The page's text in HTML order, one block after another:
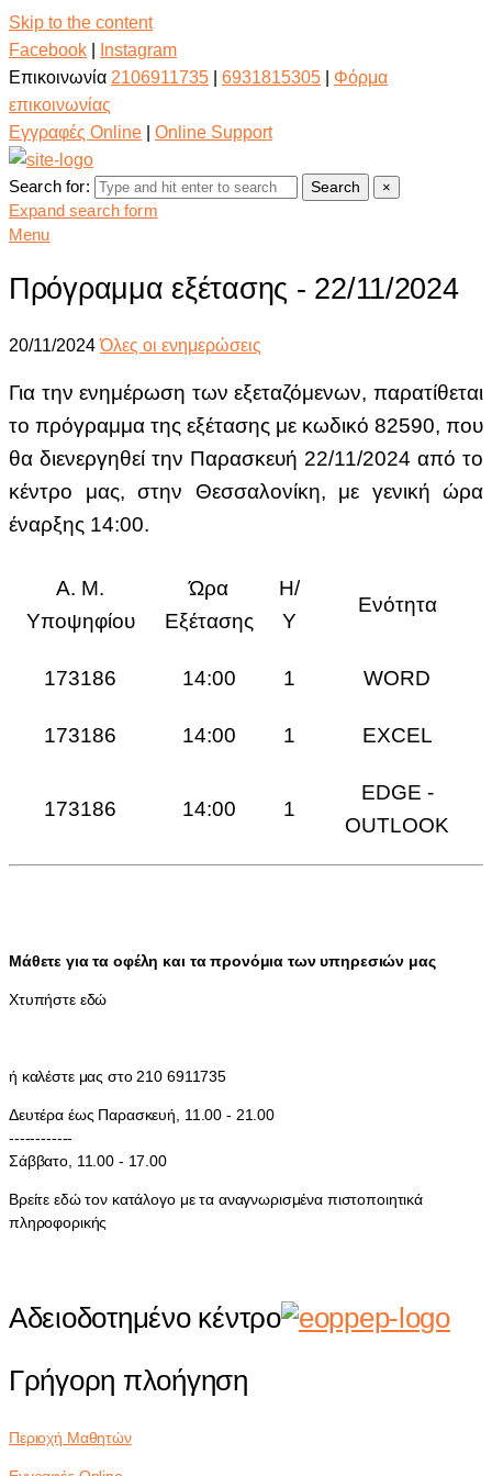
Skip to the content
Facebook
Instagram
Επικοινωνία 2106911735 6931815305
Φόρμα
επικοινωνίας
Εγγραφές Online
Online Support
Search for: Search ×
Expand search form
Menu
Πρόγραμμα εξέτασης - 22/11/2024
20/11/2024 Όλες οι ενημερώσεις
Για την ενημέρωση των εξεταζόμενων, παρατίθεται
το πρόγραμμα της εξέτασης με κωδικό 82590, που
θα διενεργηθεί την Παρασκευή 22/11/2024 από το
κέντρο μας, στην Θεσσαλονίκη, με γενική ώρα
έναρξης 14:00.
Α. Μ.
Υποψηφίου
Ώρα
Εξέτασης
Η/
Υ
Ενότητα
173186 14:00 1 WORD
173186 14:00 1 EXCEL
173186 14:00 1
EDGE -
OUTLOOK
Μάθετε για τα οφέλη και τα προνόμια των υπηρεσιών μας
Χτυπήστε εδώ
ή καλέστε μας στο 210 6911735
Δευτέρα έως Παρασκευή, 11.00 - 21.00
------------
Σάββατο, 11.00 - 17.00
Βρείτε εδώ τον κατάλογο με τα αναγνωρισμένα πιστοποιητικά
πληροφορικής
Αδειοδοτημένο κέντρο
Γρήγορη πλοήγηση
Περιοχή Μαθητών